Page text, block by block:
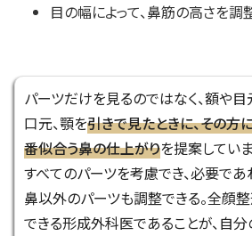
目の幅によって、鼻筋の高さを調
パーツだけを見るのではなく、額や目
口元、顎を引きで見たときに、その方
番似合う鼻の仕上がりを提案していま
すべてのパーツを考慮でき、必要で
鼻以外のパーツも調整できる。全顔
できる形成外科医であることが、自分